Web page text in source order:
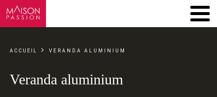
ACCUEIL VERANDA ALUMINIUM
Veranda aluminium